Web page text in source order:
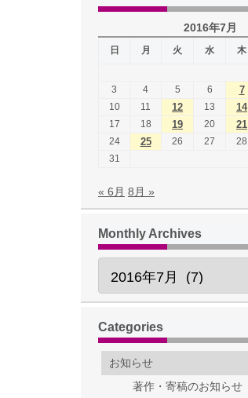
2016年7月
日 月 火 水 木
3
4 5 6 7
10
11 12 13 14
17
18 19 20 21
24
25 26 27 28
31
« 6月 8月 »
Monthly Archives
Categories
お知らせ
著作・寄稿のお知らせ